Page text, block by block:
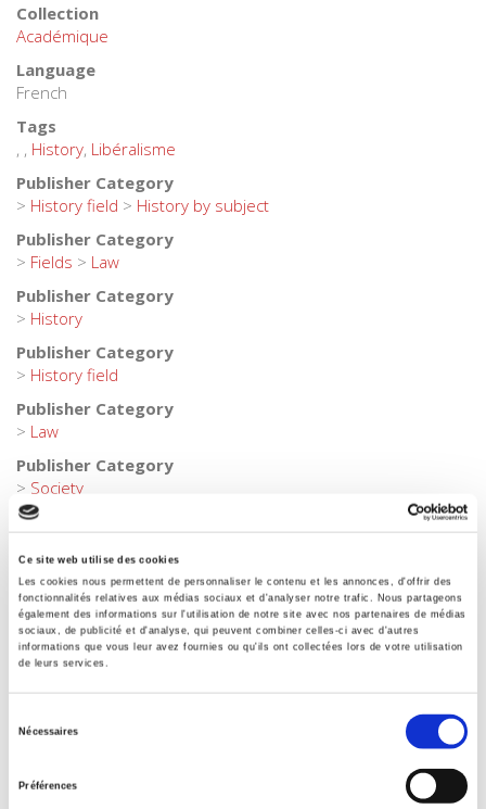
Ce site web utilise des cookies
Les cookies nous permettent de personnaliser le contenu et les annonces, d'offrir des
fonctionnalités relatives aux médias sociaux et d'analyser notre trafic. Nous partageons
également des informations sur l'utilisation de notre site avec nos partenaires de médias
sociaux, de publicité et d'analyse, qui peuvent combiner celles-ci avec d'autres
informations que vous leur avez fournies ou qu'ils ont collectées lors de votre utilisation
de leurs services.
Nécessaires
Préférences
Collection
Académique
Language
French
Tags
, , History, Libéralisme
Publisher Category
> History field > History by subject
Publisher Category
> Fields > Law
Publisher Category
> History
Publisher Category
> History field
Publisher Category
> Law
Publisher Category
> Society
BISAC Subject Heading
BIC subject category (UK)
H Humanities
Onix Audience Codes
06 Professional and scholarly
CLIL (Version 2013-2019)